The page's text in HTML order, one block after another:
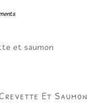
Et Saumon